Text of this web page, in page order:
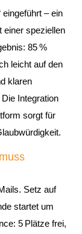
eingeführt – ein
einer speziellen
85 %
leicht auf den
klaren
Integration
sorgt für
Setz auf
startet um
5 Plätze frei,